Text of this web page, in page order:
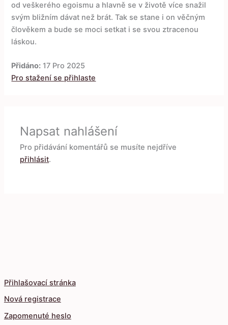
Přihlašovací stránka
Nová registrace
Zapomenuté heslo
od veškerého egoismu a hlavně se v životě více snažil
svým bližním dávat než brát. Tak se stane i on věčným
člověkem a bude se moci setkat i se svou ztracenou
láskou.
Přidáno: 17 Pro 2025
Pro stažení se přihlaste
Napsat nahlášení
Pro přidávání komentářů se musíte nejdříve
přihlásit.